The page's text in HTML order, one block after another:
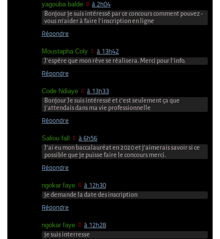
yagouba balde à 2h04
Bonjour je suis intéressé par ce concours comment pouvez -
vous m’aider à faire l’inscription en ligne
Répondre
Moustapha Coly à 13h42
J’espère que mon rêve se réalisera. Merci pour l’info.
Répondre
Code Ndiaye à 13h33
Bonjour Je suis intéressé et c’est seulement ça que
j’attendais dans ma vie professionnelle
Répondre
Saliou fall à 6h56
J’ai eu mon baccalauréat en 2020 et j’aimerais savoir si ce
possible que je puisse faire le concours merci.
Répondre
ngokar faye à 12h30
je demande la date des inscription
Répondre
ngokar faye à 12h28
je suis interresse